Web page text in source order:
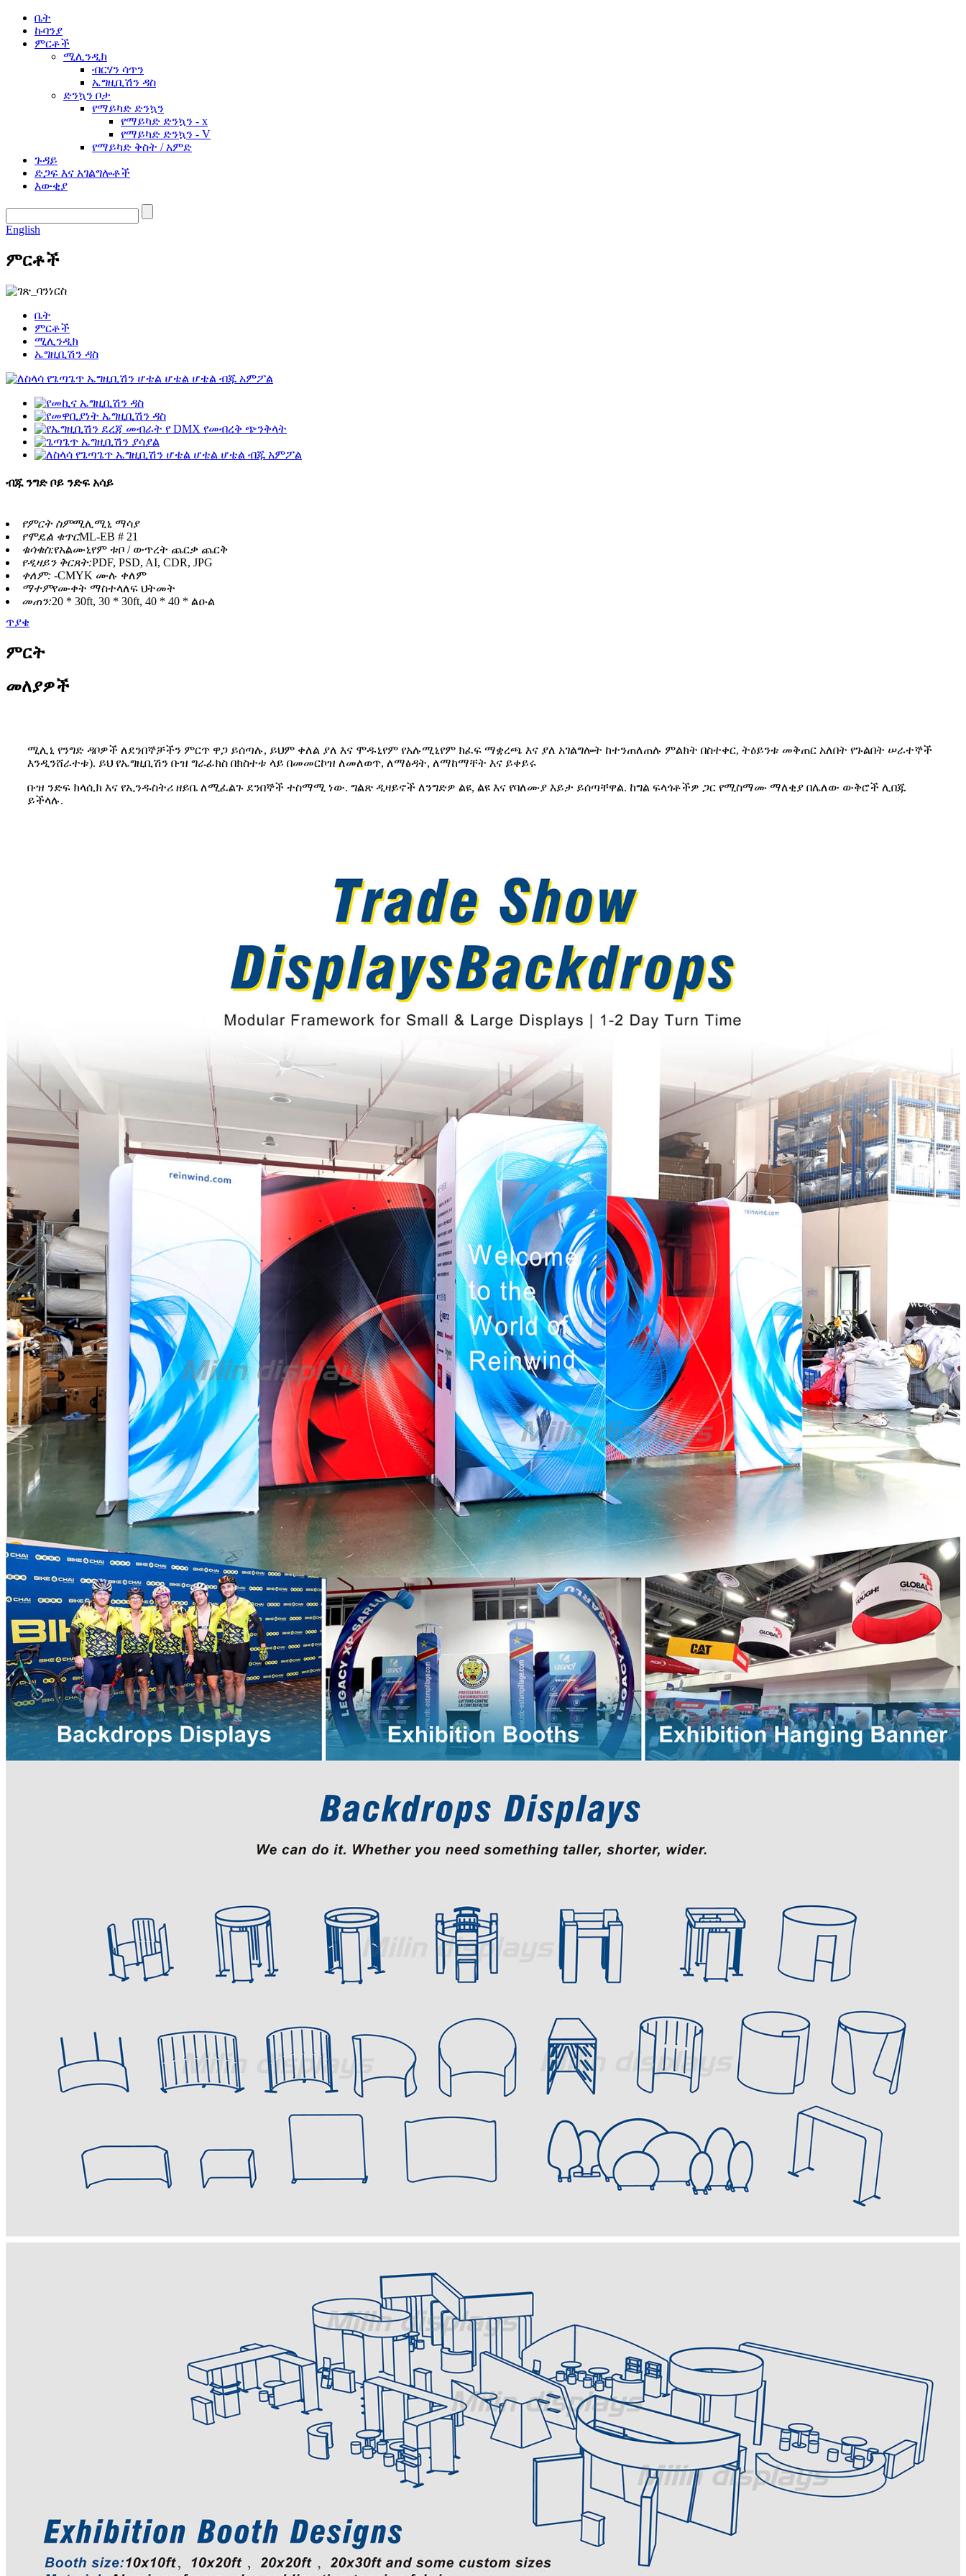
ቤት
ኩባንያ
ምርቶች
ሚሊንዲክ
ብርሃን ሳጥን
ኤግዚቢሽን ዳስ
ድንኳን ቦታ
የማይካድ ድንኳን
የማይካድ ድንኳን - x
የማይካድ ድንኳን - V
የማይካድ ቅስት / አምድ
ጉዳይ
ድጋፍ እና አገልግሎቶች
እውቂያ
English
ምርቶች
ቤት
ምርቶች
ሚሊንዲክ
ኤግዚቢሽን ዳስ
ብጁ ንግድ ቦይ ንድፍ አሳይ
የምርት ስምሚሊሚኒ ማሳያ
የሞዴል ቁጥርML-EB # 21
ቁሳቁስ:የአልሙኒየም ቱቦ / ውጥረት ጨርቃ ጨርቅ
የዲዛይን ቅርጸት:PDF, PSD, AI, CDR, JPG
ቀለም: -CMYK ሙሉ ቀለም
ማተምየሙቀት ማስተላለፍ ህትመት
መጠን:20 * 30ft, 30 * 30ft, 40 * 40 * ልዑል
ጥያቄ
ምርት
መለያዎች
ሚሊኒ የንግድ ዳቦዎች ለደንበኞቻችን ምርጥ ዋጋ ይሰጣሉ, ይህም ቀለል ያለ እና ሞዱኒየም የአሉሚኒየም ክፈፍ ማቋረጫ እና ያለ አገልግሎት ከተንጠለጠሉ ምልክት በስተቀር, ትዕይንቱ መቅጠር አለበት የጉልበት ሠራተኞች
እንዲንሸራተቱ). ይህ የኤግዚቢሽን ቡዝ ግራፊክስ በክስተቱ ላይ በመመርኮዝ ለመለወጥ, ለማፅዳት, ለማከማቸት እና ይቀይሩ
ቡዝ ንድፍ ክላሲክ እና የኢንዱስትሪ ዘይቤ ለሚፈልጉ ደንበኞች ተስማሚ ነው. ግልጽ ዲዛይኖች ለንግድዎ ልዩ, ልዩ እና የባለሙያ እይታ ይሰጣቸዋል. ከግል ፍላጎቶችዎ ጋር የሚስማሙ ማለቂያ በሌለው ውቅሮች ሊበጁ
ይችላሉ.